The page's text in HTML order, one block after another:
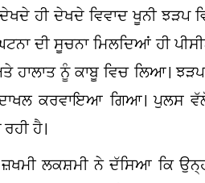
ਹੀ ਦੇਖਦੇ ਵਿਵਾਦ ਖੂਨੀ ਝੜਪ
ਦੀ ਸੂਚਨਾ ਮਿਲਦਿਆਂ ਹੀ
ਹਾਲਾਤ ਨੂੰ ਕਾਬੂ ਵਿਚ ਲਿਆ।
ਕਰਵਾਇਆ ਗਿਆ। ਪੁਲਸ
ਹੈ।
ਜ਼ਖਮੀ ਲਕਸ਼ਮੀ ਨੇ ਦੱਸਿਆ ਕਿ